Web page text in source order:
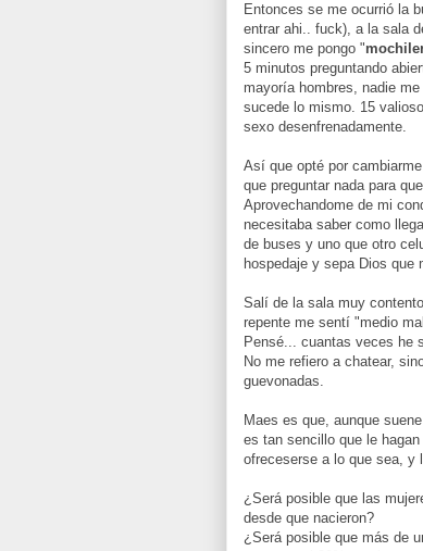
Entonces se me ocurrió la
entrar ahi.. fuck), a la sala
sincero me pongo "
5 minutos preguntando
mayoría hombres, nadie
sucede lo mismo. 15
sexo desenfrenadamente.
Así que opté por
que preguntar nada para
Aprovechandome de mi
necesitaba saber como
de buses y uno que otro
hospedaje y sepa Dios que
Salí de la sala muy
repente me sentí "medio
Pensé... cuantas veces he
No me refiero a chatear,
guevonadas.
Maes es que, aunque
es tan sencillo que le
ofreceserse a lo que sea, y
¿Será posible que las
desde que nacieron?
¿Será posible que más de